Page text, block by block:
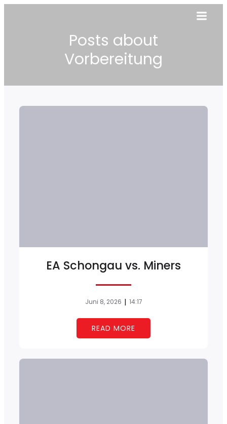
Posts about
Vorbereitung
EA Schongau vs. Miners
Juni 8, 2026 | 14:17
READ MORE